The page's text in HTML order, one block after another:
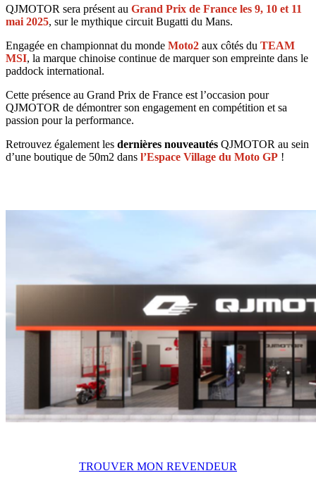
QJMOTOR sera présent au Grand Prix de France les 9, 10 et 11
mai 2025, sur le mythique circuit Bugatti du Mans.
Engagée en championnat du monde Moto2 aux côtés du TEAM
MSI, la marque chinoise continue de marquer son empreinte dans le
paddock international.
Cette présence au Grand Prix de France est l’occasion pour
QJMOTOR de démontrer son engagement en compétition et sa
passion pour la performance.
Retrouvez également les dernières nouveautés QJMOTOR au sein
d’une boutique de 50m2 dans l’Espace Village du Moto GP !
TROUVER MON REVENDEUR